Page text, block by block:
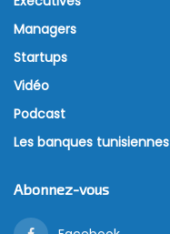
Managers
Startups
Vidéo
Podcast
Les banques tunisiennes
Abonnez-vous